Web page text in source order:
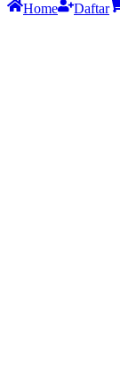
Home
Daftar